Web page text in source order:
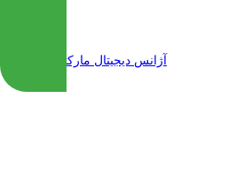
آژانس دیجیتال مارکتینگ مهرنت